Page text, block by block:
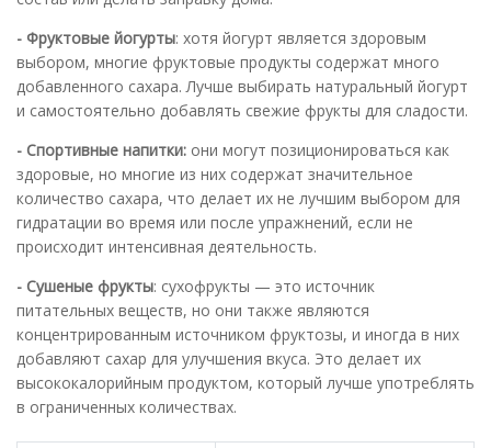
- Фруктовые йогурты: хотя йогурт является здоровым
выбором, многие фруктовые продукты содержат много
добавленного сахара. Лучше выбирать натуральный йогурт
и самостоятельно добавлять свежие фрукты для сладости.
- Спортивные напитки: они могут позиционироваться как
здоровые, но многие из них содержат значительное
количество сахара, что делает их не лучшим выбором для
гидратации во время или после упражнений, если не
происходит интенсивная деятельность.
- Сушеные фрукты: сухофрукты — это источник
питательных веществ, но они также являются
концентрированным источником фруктозы, и иногда в них
добавляют сахар для улучшения вкуса. Это делает их
высококалорийным продуктом, который лучше употреблять
в ограниченных количествах.